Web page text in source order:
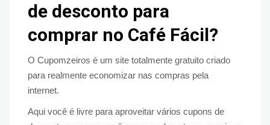
de desconto para
comprar no Café Fácil?
O Cupomzeiros é um site totalmente gratuito criado
para realmente economizar nas compras pela
internet.
Aqui você é livre para aproveitar vários cupons de